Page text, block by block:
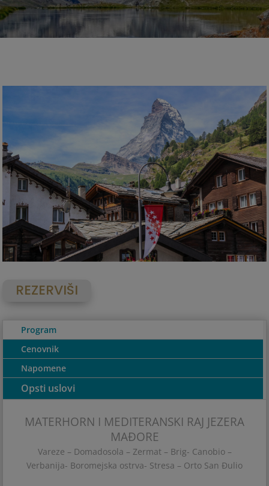
REZERVIŠI
Program
Cenovnik
Napomene
Opsti uslovi
MATERHORN I MEDITERANSKI RAJ JEZERA
MAĐORE
Vareze – Domadosola – Zermat – Brig- Canobio –
Verbanija- Boromejska ostrva- Stresa – Orto San Đulio